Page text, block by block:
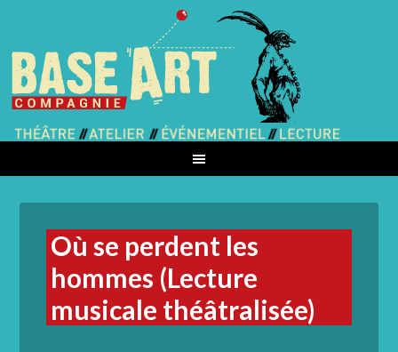
Où se perdent les
hommes (Lecture
musicale théâtralisée)